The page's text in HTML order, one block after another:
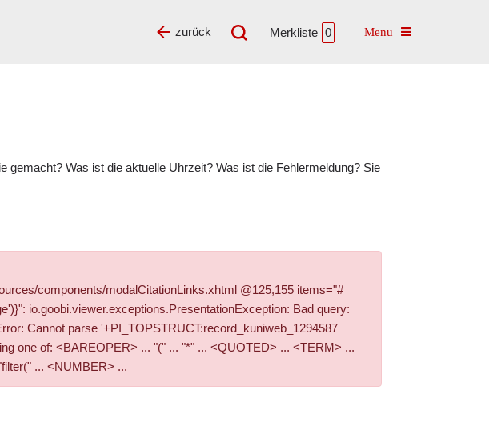
Merkliste 0 Toggle navigation
zurück
Was ist die aktuelle Uhrzeit? Was ist die Fehlermeldung? Sie
components/modalCitationLinks.xhtml @125,155 items="#
io.goobi.viewer.exceptions.PresentationException: Bad query:
Cannot parse '+PI_TOPSTRUCT:record_kuniweb_1294587
one of: <BAREOPER> ... "(" ... "*" ... <QUOTED> ... <TERM> ...
... <NUMBER> ...